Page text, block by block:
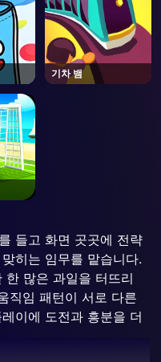
기차 뱀
들고 화면 곳곳에 전략
히는 임무를 맡습니다.
한 많은 과일을 터뜨리
직임 패턴이 서로 다른
이에 도전과 흥분을 더